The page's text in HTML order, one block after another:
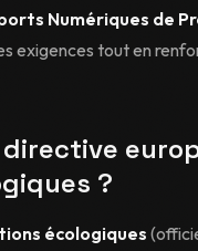
Numériques de
exigences tout en
?
écologiques